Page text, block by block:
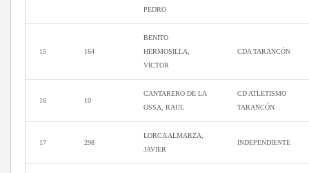
PEDRO
15 164
BENITO
HERMOSILLA,
VICTOR
CDA TARANCÓN
16 10
CANTARERO DE LA
OSSA, RAUL
CD ATLETISMO
TARANCÓN
17 298
LORCA ALMARZA,
JAVIER
INDEPENDIENTE